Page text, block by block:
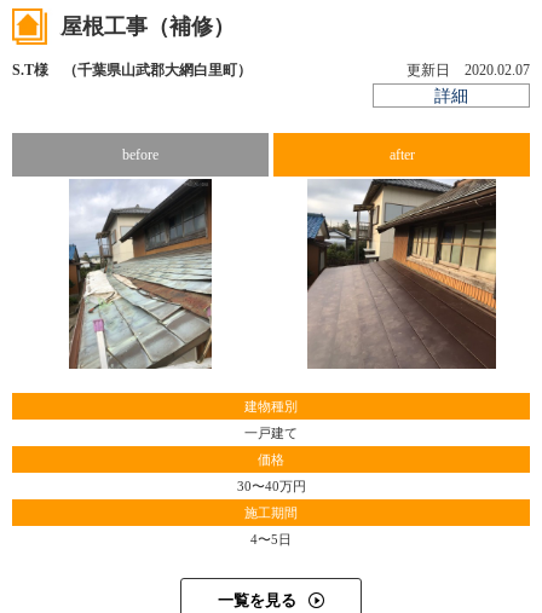
てきたそうです。
「私が言葉で１００％伝えたと思っても、実際は相手に８
０%くらいしか伝わっていない場合が多いですね。そこに
度が高まったんじゃないかな。私たちの仕事は、暑い、寒
い、危険とやっかいなことばかりですから、なるべく早く
仕事を覚えさせて、『この仕事は面白い』というレベルま
で持っていってあげたい。上司に１人で行けと言われて、
全ての作業を１人で終えたときの達成感。あれを味合わせ
ることが、教える者の務めなのかもしれません」
これからの銅辰板金は、地域密着の板金屋になること、そ
して住宅全般の幅広い屋根工事、リフォーム工事に対応で
きるようになりたいと齋藤さんは言います。
「時代の変化と共に建設業界にも様々な試練が訪れること
でしょう。その時に生き残れるのは、やはり地域とのつな
がりを大事にしている会社だと思います。『あの会社のあ
の職人さんに頼もう』とか『知人の口コミ』だとか、顔の
辺の皆様に、大手のネームバリューよりも地場産業の安心
ガルバリウム屋根材を勧めています。「今は銅板をほとん
ど使いません。ステンレスも場合によっては利用します
が、最近のガルバリウム材はとても性質がよくなってきて
います。塩害対策にはこれが１番かもしれませんね」
屋根工事（補修）
S.T様 （千葉県山武郡大網白里町） 更新日 2020.02.07
詳細
before after
建物種別
一戸建て
価格
30〜40万円
施工期間
4〜5日
一覧を見る